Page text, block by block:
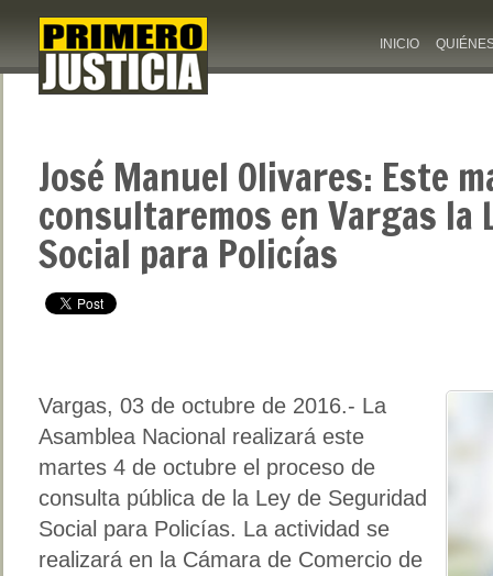
INICIO
José Manuel Olivares: Este
consultaremos en Vargas la
Social para Policías
Vargas, 03 de octubre de 2016.- La
Asamblea Nacional realizará este
martes 4 de octubre el proceso de
consulta pública de la Ley de Seguridad
Social para Policías. La actividad se
realizará en la Cámara de Comercio de